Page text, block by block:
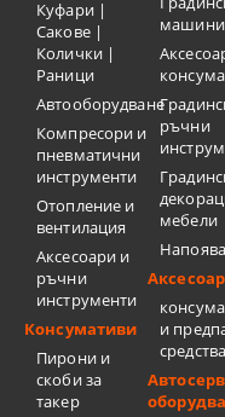
Куфари |
Сакове |
Колички |
Раници
Автооборудване
Компресори и
пневматични
инструменти
Отопление и
вентилация
Аксесоари и
ръчни
инструменти
Консумативи
Пирони и
скоби за
такер
машини
ръчни
мебели
и
средства